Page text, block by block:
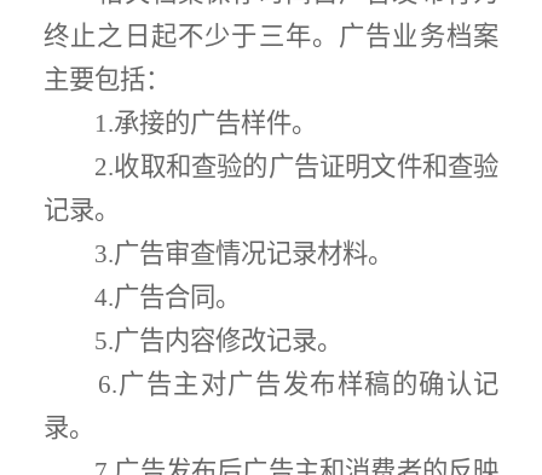
终止之日起不少于三年。广告业务档案
主要包括：
1.承接的广告样件。
2.收取和查验的广告证明文件和查验
记录。
3.广告审查情况记录材料。
4.广告合同 。
5.广告内容修改记录。
6.广告主对广告发布样稿的确认记
录。